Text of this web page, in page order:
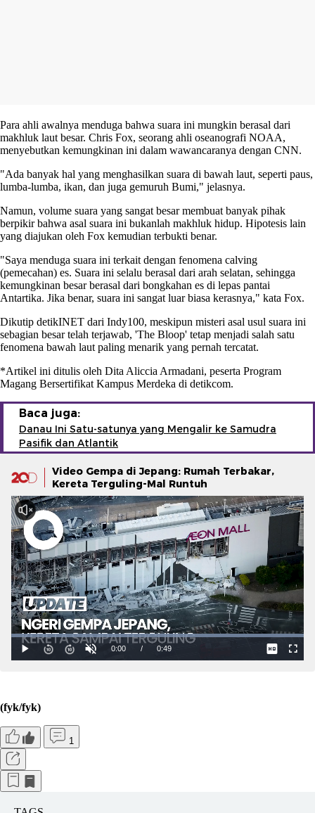
Para ahli awalnya menduga bahwa suara ini mungkin berasal dari
makhluk laut besar. Chris Fox, seorang ahli oseanografi NOAA,
menyebutkan kemungkinan ini dalam wawancaranya dengan CNN.
"Ada banyak hal yang menghasilkan suara di bawah laut, seperti paus,
lumba-lumba, ikan, dan juga gemuruh Bumi," jelasnya.
Namun, volume suara yang sangat besar membuat banyak pihak
berpikir bahwa asal suara ini bukanlah makhluk hidup. Hipotesis lain
yang diajukan oleh Fox kemudian terbukti benar.
"Saya menduga suara ini terkait dengan fenomena calving
(pemecahan) es. Suara ini selalu berasal dari arah selatan, sehingga
kemungkinan besar berasal dari bongkahan es di lepas pantai
Antartika. Jika benar, suara ini sangat luar biasa kerasnya," kata Fox.
Dikutip detikINET dari Indy100, meskipun misteri asal usul suara ini
sebagian besar telah terjawab, 'The Bloop' tetap menjadi salah satu
fenomena bawah laut paling menarik yang pernah tercatat.
*Artikel ini ditulis oleh Dita Aliccia Armadani, peserta Program
Magang Bersertifikat Kampus Merdeka di detikcom.
Baca juga:
Danau Ini Satu-satunya yang Mengalir ke Samudra
Pasifik dan Atlantik
Video Gempa di Jepang: Rumah Terbakar,
Kereta Terguling-Mal Runtuh
(fyk/fyk)
1